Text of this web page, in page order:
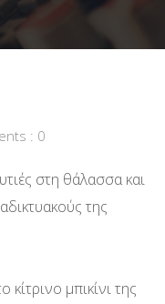
: 0
στη θάλασσα και
της
μπικίνι της